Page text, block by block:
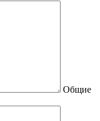
Общие